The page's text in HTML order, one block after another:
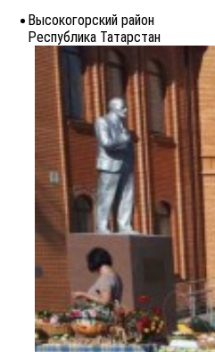
Высокогорский район
Республика Татарстан